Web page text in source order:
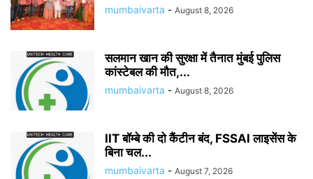
mumbaivarta - August 8, 2026
सलमान खान की सुरक्षा में तैनात मुंबई पुलिस
कांस्टेबल की मौत,...
mumbaivarta - August 8, 2026
IIT बॉम्बे की दो कैंटीन बंद, FSSAI लाइसेंस के
बिना चल...
mumbaivarta - August 7, 2026